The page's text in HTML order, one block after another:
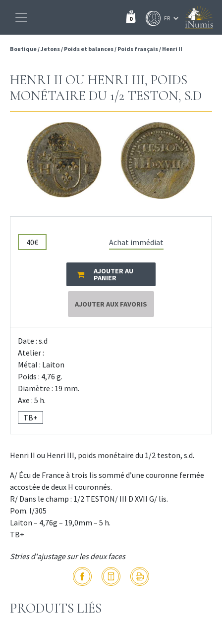
0
Boutique/Jetons/ Poids et balances/ Poids français/ Henri II
HENRI II OU HENRI III, POIDS
MONÉTAIRE DU 1/2 TESTON, S.D
40€ Achat immédiat
AJOUTER AU
PANIER
AJOUTER AUX FAVORIS
Date : s.d
Atelier :
Métal : Laiton
Poids : 4,76 g.
Diamètre : 19 mm.
Axe : 5 h.
TB+
Henri II ou Henri III, poids monétaire du 1/2 teston, s.d.
A/ Écu de France à trois lis sommé d’une couronne fermée
accostée de deux H couronnés.
R/ Dans le champ : 1/2 TESTON/ III D XVII G/ lis.
Pom. I/305
Laiton – 4,76g – 19,0mm – 5 h.
TB+
Stries d'ajustage sur les deux faces
PRODUITS LIÉS